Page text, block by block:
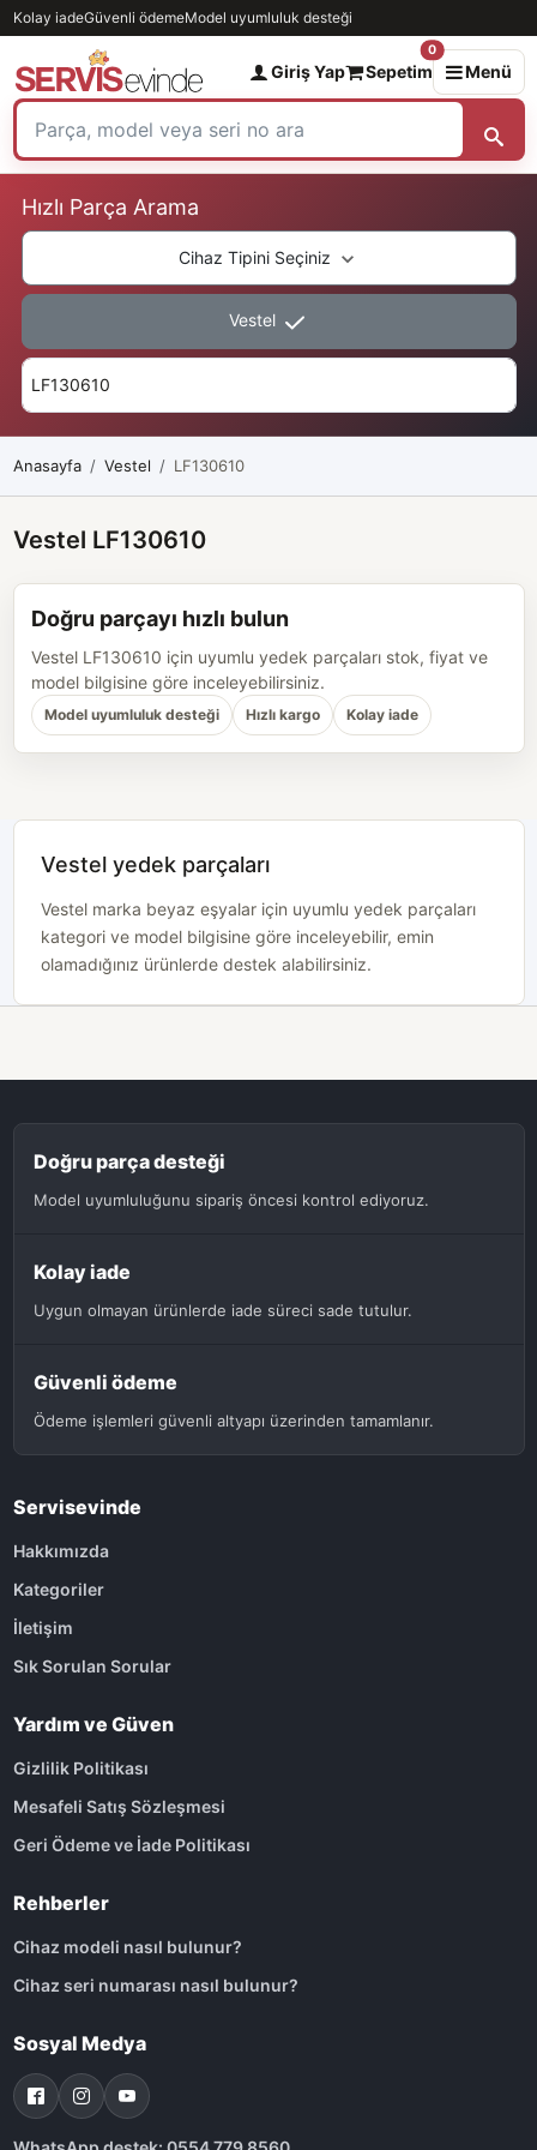
Kolay iadeGüvenli ödemeModel uyumluluk desteği
Giriş Yap Sepetim
0
Menü
Hızlı Parça Arama
Cihaz Tipini Seçiniz
Vestel
Anasayfa Vestel LF130610
Vestel LF130610
Doğru parçayı hızlı bulun
Vestel LF130610 için uyumlu yedek parçaları stok, fiyat ve
model bilgisine göre inceleyebilirsiniz.
Model uyumluluk desteği Hızlı kargo Kolay iade
Vestel yedek parçaları
Vestel marka beyaz eşyalar için uyumlu yedek parçaları
kategori ve model bilgisine göre inceleyebilir, emin
olamadığınız ürünlerde destek alabilirsiniz.
Doğru parça desteği
Model uyumluluğunu sipariş öncesi kontrol ediyoruz.
Kolay iade
Uygun olmayan ürünlerde iade süreci sade tutulur.
Güvenli ödeme
Ödeme işlemleri güvenli altyapı üzerinden tamamlanır.
Servisevinde
Hakkımızda
Kategoriler
İletişim
Sık Sorulan Sorular
Yardım ve Güven
Gizlilik Politikası
Mesafeli Satış Sözleşmesi
Geri Ödeme ve İade Politikası
Rehberler
Cihaz modeli nasıl bulunur?
Cihaz seri numarası nasıl bulunur?
Sosyal Medya